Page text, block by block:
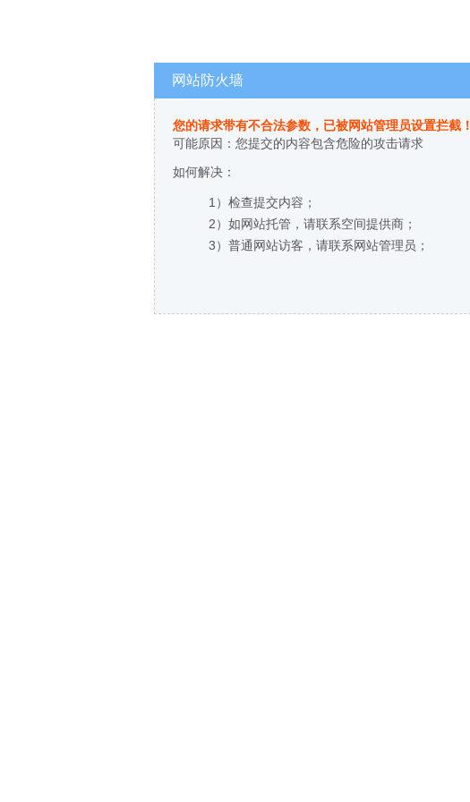
网站防火墙
您的请求带有不合法参数，已被网站管理员设置拦截！
可能原因：您提交的内容包含危险的攻击请求
如何解决：
1）检查提交内容；
2）如网站托管，请联系空间提供商；
3）普通网站访客，请联系网站管理员；